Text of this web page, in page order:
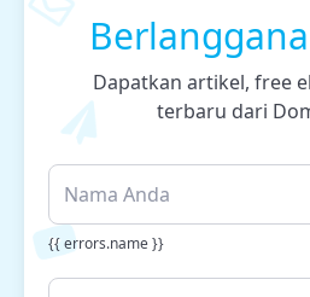
Dapatkan artikel, free
terbaru dari
{{ errors.name }}